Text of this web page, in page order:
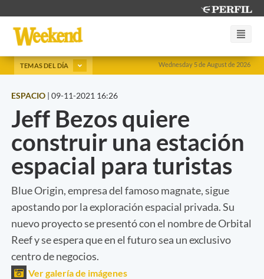
Wednesday 5 de August de 2026
TEMAS DEL DÍA
ESPACIO | 09-11-2021 16:26
Jeff Bezos quiere
construir una estación
espacial para turistas
Blue Origin, empresa del famoso magnate, sigue
apostando por la exploración espacial privada. Su
nuevo proyecto se presentó con el nombre de Orbital
Reef y se espera que en el futuro sea un exclusivo
centro de negocios.
Ver galería de imágenes